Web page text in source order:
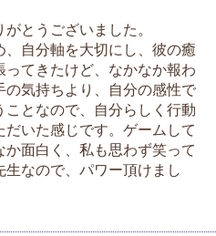
とうございました。
自分軸を大切にし、彼の癒
てきたけど、なかなか報わ
気持ちより、自分の感性で
となので、自分らしく行動
いた感じです。ゲームして
面白く、私も思わず笑って
なので、パワー頂けまし